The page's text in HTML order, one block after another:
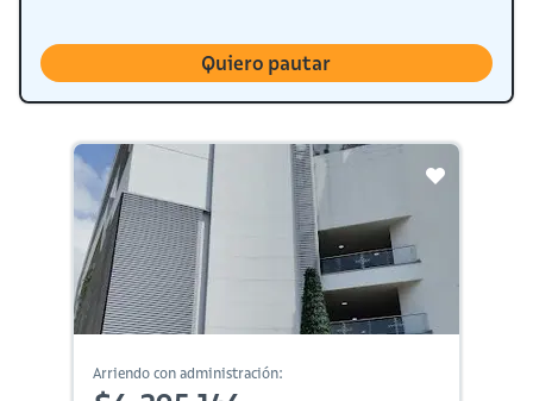
Quiero pautar
Arriendo con administración: